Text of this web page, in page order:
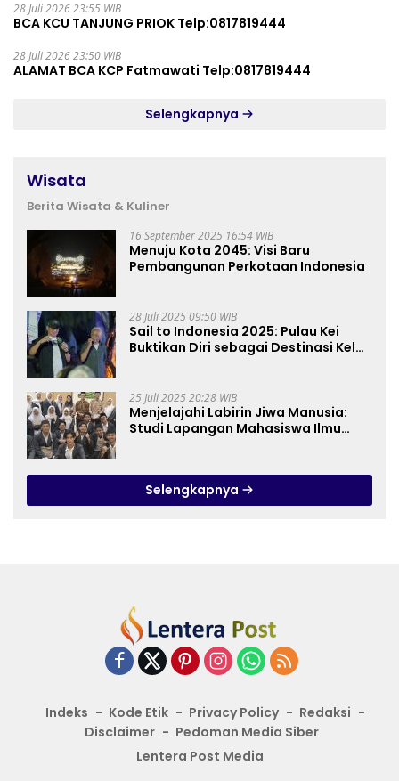
28 Juli 2026 23:55 WIB
BCA KCU TANJUNG PRIOK Telp:0817819444
28 Juli 2026 23:50 WIB
ALAMAT BCA KCP Fatmawati Telp:0817819444
Selengkapnya
Wisata
Berita Wisata & Kuliner
16 September 2025 16:54 WIB
Menuju Kota 2045: Visi Baru
Pembangunan Perkotaan Indonesia
28 Juli 2025 09:50 WIB
Sail to Indonesia 2025: Pulau Kei
Buktikan Diri sebagai Destinasi Kelas
25 Juli 2025 20:28 WIB
Menjelajahi Labirin Jiwa Manusia:
Studi Lapangan Mahasiswa Ilmu
Selengkapnya
Indeks Kode Etik Privacy Policy
Redaksi
Disclaimer
Pedoman Media Siber
Lentera Post Media